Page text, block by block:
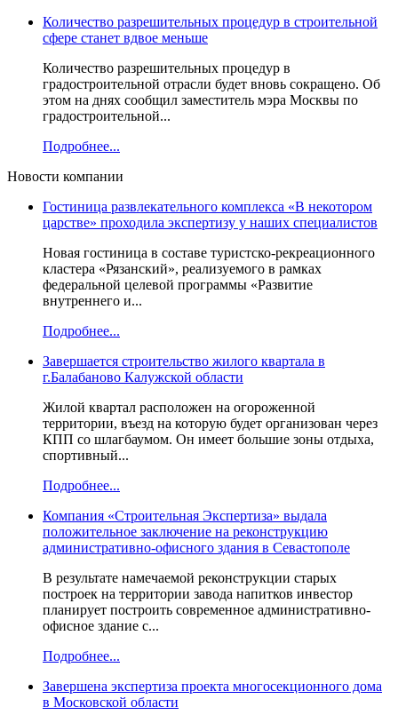
Количество разрешительных процедур в строительной
сфере станет вдвое меньше
Количество разрешительных процедур в
градостроительной отрасли будет вновь сокращено. Об
этом на днях сообщил заместитель мэра Москвы по
градостроительной...
Подробнее...
Новости компании
Гостиница развлекательного комплекса «В некотором
царстве» проходила экспертизу у наших специалистов
Новая гостиница в составе туристско-рекреационного
кластера «Рязанский», реализуемого в рамках
федеральной целевой программы «Развитие
внутреннего и...
Подробнее...
Завершается строительство жилого квартала в
г.Балабаново Калужской области
Жилой квартал расположен на огороженной
территории, въезд на которую будет организован через
КПП со шлагбаумом. Он имеет большие зоны отдыха,
спортивный...
Подробнее...
Компания «Строительная Экспертиза» выдала
положительное заключение на реконструкцию
административно-офисного здания в Севастополе
В результате намечаемой реконструкции старых
построек на территории завода напитков инвестор
планирует построить современное административно-
офисное здание с...
Подробнее...
Завершена экспертиза проекта многосекционного дома
в Московской области